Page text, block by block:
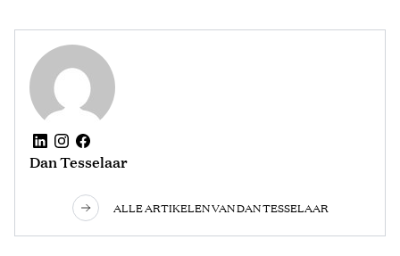
Dan Tesselaar
ALLE ARTIKELEN VAN DAN TESSELAAR